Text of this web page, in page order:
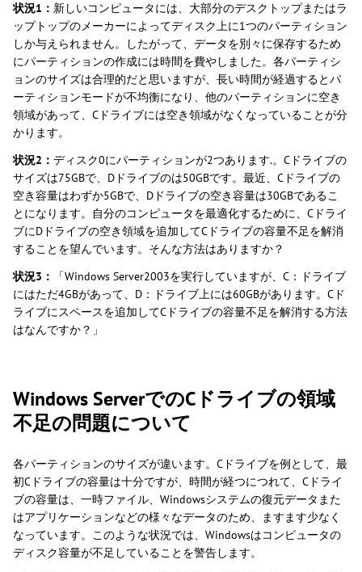
状況1： 新しいコンピュータには、大部分のデスクトップまたはラ
ップトップのメーカーによってディスク上に1つのパーティション
しか与えられません。したがって、データを別々に保存するため
にパーティションの作成には時間を費やしました。各パーティシ
ョンのサイズは合理的だと思いますが、長い時間が経過するとパ
ーティションモードが不均衡になり、他のパーティションに空き
領域があって、Cドライブには空き領域がなくなっていることが分
かります。
状況2： ディスク0にパーティションが2つあります.。Cドライブの
サイズは75GBで、Dドライブのは50GBです。最近、Cドライブの
空き容量はわずか5GBで、Dドライブの空き容量は30GBであるこ
とになります。自分のコンピュータを最適化するために、Cドライ
ブにDドライブの空き領域を追加してCドライブの容量不足を解消
することを望んでいます。そんな方法はありますか？
状況3：
「Windows Server2003を実行していますが、C：ドライブ
にはただ4GBがあって、D：ドライブ上には60GBがあります。Cド
ライブにスペースを追加してCドライブの容量不足を解消する方法
はなんですか？」
Windows ServerでのCドライブの領域
不足の問題について
各パーティションのサイズが違います。Cドライブを例として、最
初Cドライブの容量は十分ですが、時間が経つにつれて、Cドライ
ブの容量は、一時ファイル、Windowsシステムの復元データまた
はアプリケーションなどの様々なデータのため、ますます少なく
なっています。このような状況では、Windowsはコンピュータの
ディスク容量が不足していることを警告します。